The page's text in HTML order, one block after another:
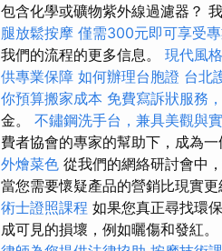
包含化學或礦物紫外線過濾器？
腿放鬆按摩 僅需300元即可享受
我們的流程的更多信息。 現代風
供專業保障 如何辦理台胞證 台北
你預算搬家成本 免費寫訴狀服務
金。 不鏽鋼洗手台，兼具美觀與
費者協會的專家的幫助下，成為
外燴菜色 從我們的網絡研討會中
當您需要懷疑產品的營銷比現實更
術士證照課程 如果您真正尋找環
成可見的損壞，例如曬傷和發紅。